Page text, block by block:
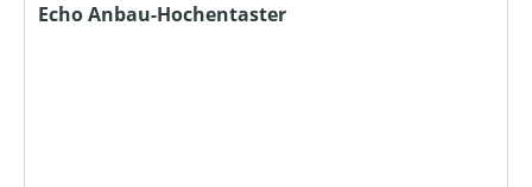
Echo Anbau-Hochentaster